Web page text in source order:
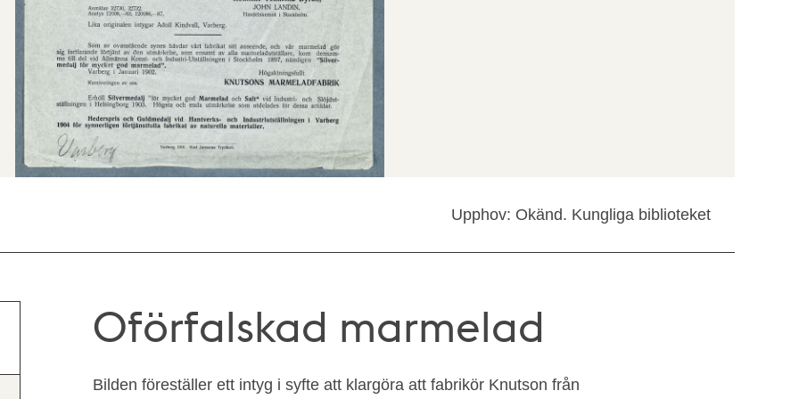
Upphov: Okänd. Kungliga biblioteket
Oförfalskad marmelad
Bilden föreställer ett intyg i syfte att klargöra att fabrikör Knutson från